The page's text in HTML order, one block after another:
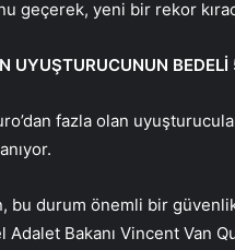
geçerek, yeni bir rekor
UYUŞTURUCUNUN BEDELİ
fazla olan
bu durum önemli bir
Bakanı Vincent Van